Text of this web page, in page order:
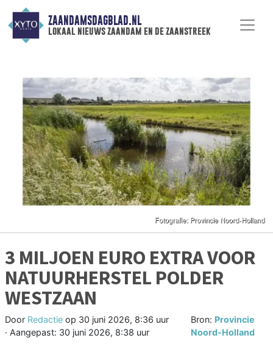
ZAANDAMSDAGBLAD.NL
lokaal nieuws zaandam en de zaanstreek
3 MILJOEN EURO EXTRA VOOR
NATUURHERSTEL POLDER
WESTZAAN
Door Redactie op 30 juni 2026, 8:36 uur
· Aangepast: 30 juni 2026, 8:38 uur
Bron: Provincie
Noord-Holland